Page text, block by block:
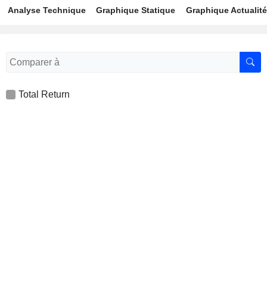
Analyse Technique Graphique Statique Graphique
Total Return